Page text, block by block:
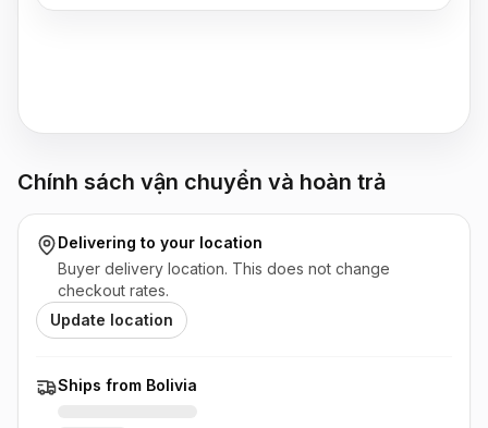
Chính sách vận chuyển và hoàn trả
Delivering to your location
Buyer delivery location. This does not change
checkout rates.
Update location
Ships from Bolivia